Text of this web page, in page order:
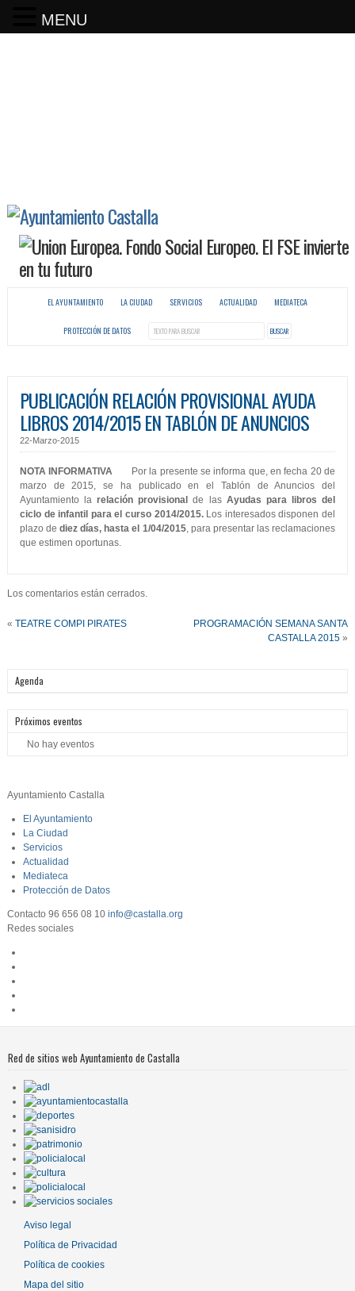
EL AYUNTAMIENTO LA CIUDAD SERVICIOS ACTUALIDAD MEDIATECA
PROTECCIÓN DE DATOS
PUBLICACIÓN RELACIÓN PROVISIONAL AYUDA
LIBROS 2014/2015 EN TABLÓN DE ANUNCIOS
22-Marzo-2015
NOTA INFORMATIVA
Por la presente se informa que, en fecha 20 de
marzo de 2015, se ha publicado en el Tablón de Anuncios del
Ayuntamiento larelación provisional de las Ayudas para libros del
ciclo de infantil para el curso 2014/2015.Los interesados disponen del
plazo dediez días, hasta el 1/04/2015, para presentar las reclamaciones
que estimen oportunas.
Los comentarios están cerrados.
« TEATRE COMPI PIRATES
PROGRAMACIÓN SEMANA SANTA
CASTALLA 2015 »
Agenda
Próximos eventos
No hay eventos
Ayuntamiento Castalla
El Ayuntamiento
La Ciudad
Servicios
Actualidad
Mediateca
Protección de Datos
Contacto 96 656 08 10 info@castalla.org
Redes sociales
Red de sitios web Ayuntamiento de Castalla
Aviso legal
Política de Privacidad
Política de cookies
Mapa del sitio
MENU